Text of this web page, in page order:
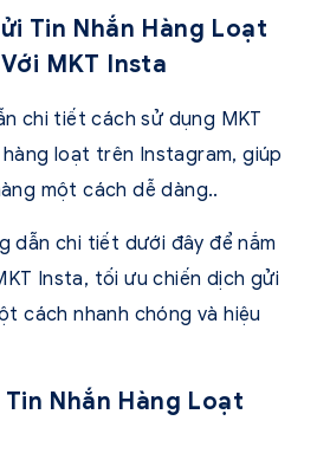
Tin Nhắn Hàng Loạt
MKT Insta
chi tiết cách sử dụng MKT
loạt trên Instagram, giúp
một cách dễ dàng..
dẫn chi tiết dưới đây để nắm
Insta, tối ưu chiến dịch gửi
cách nhanh chóng và hiệu
Nhắn Hàng Loạt